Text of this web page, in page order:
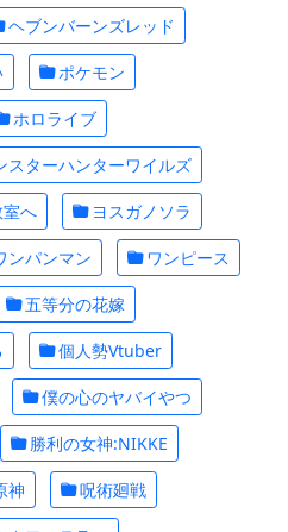
ヘブンバーンズレッド
ポケモン
ホロライブ
スターハンターワイルズ
へ ヨスガノソラ
ンパンマン ワンピース
五等分の花嫁
個人勢Vtuber
僕の心のヤバイやつ
勝利の女神:NIKKE
神 呪術廻戦